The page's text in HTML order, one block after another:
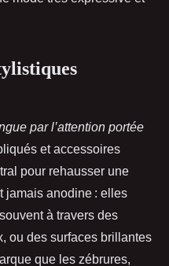
par l’attention portée
et accessoires
pour rehausser une
jamais anodine : elles
à travers des
ou des surfaces brillantes
que les zébrures,